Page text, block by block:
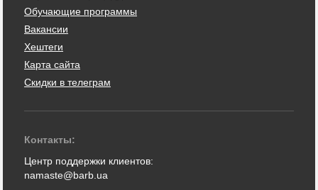
Обучающие программы
Вакансии
Хештеги
Карта сайта
Скидки в телеграм
Контакты:
Центр поддержки клиентов:
namaste@barb.ua